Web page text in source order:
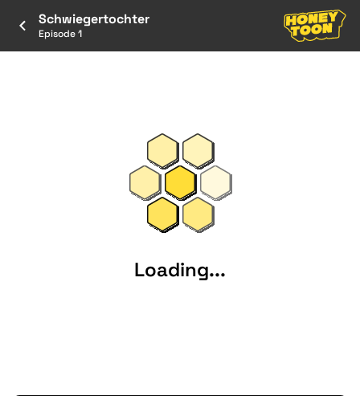
Schwiegertochter
Episode 1
Loading...